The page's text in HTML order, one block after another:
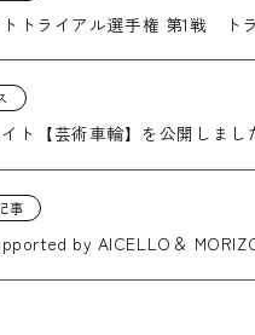
トライアル選手権 第1戦 ト
ト【芸術車輪】を公開しまし
事
by AICELLO＆